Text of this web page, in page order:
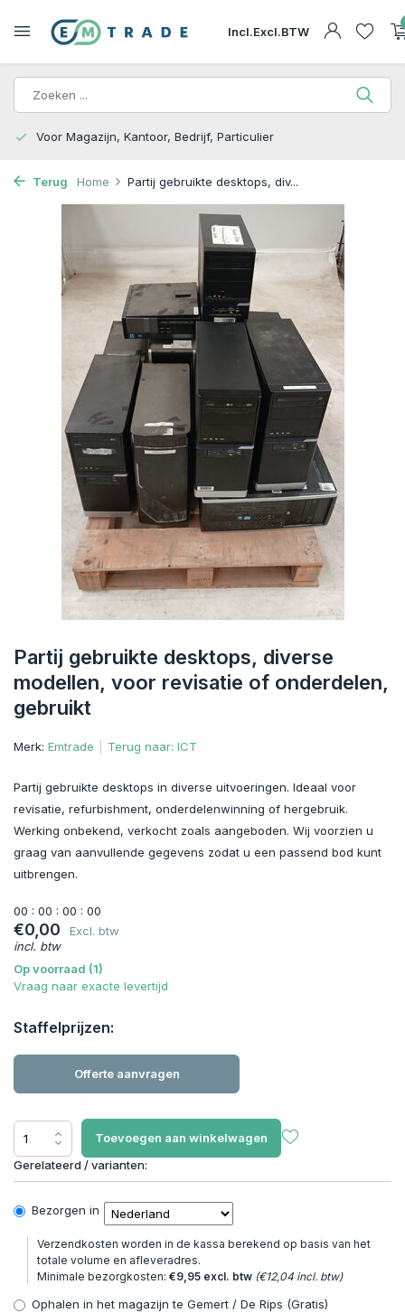
Incl.Excl.BTW
15.000m2 op Voorraad | Bezorgen of Afhalen
Terug Home Partij gebruikte desktops, div...
Partij gebruikte desktops, diverse
modellen, voor revisatie of onderdelen,
gebruikt
Merk: Emtrade Terug naar: ICT
Partij gebruikte desktops in diverse uitvoeringen. Ideaal voor
revisatie, refurbishment, onderdelenwinning of hergebruik.
Werking onbekend, verkocht zoals aangeboden. Wij voorzien u
graag van aanvullende gegevens zodat u een passend bod kunt
uitbrengen.
00 : 00 : 00 : 00
€0,00
Excl. btw
incl. btw
Op voorraad (1)
Vraag naar exacte levertijd
Staffelprijzen:
Offerte aanvragen
Toevoegen aan winkelwagen
Gerelateerd / varianten:
Bezorgen in
Verzendkosten worden in de kassa berekend op basis van het
totale volume en afleveradres.
Minimale bezorgkosten: €9,95 excl. btw (€12,04 incl. btw)
Ophalen in het magazijn te Gemert / De Rips (Gratis)